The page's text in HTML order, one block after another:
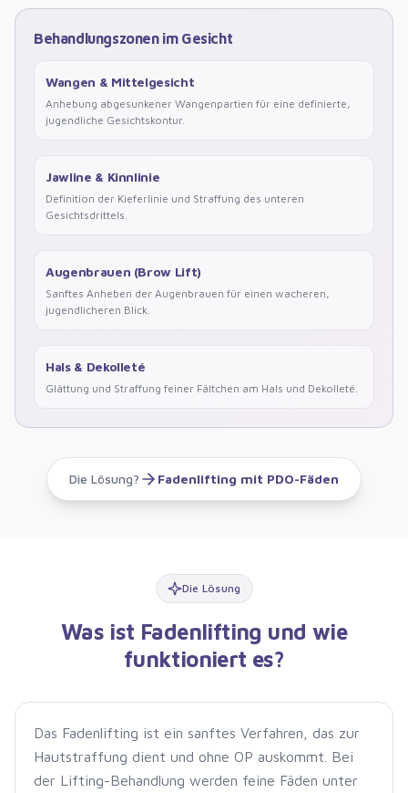
Behandlungszonen im Gesicht
Wangen & Mittelgesicht
Anhebung abgesunkener Wangenpartien für eine definierte,
jugendliche Gesichtskontur.
Jawline & Kinnlinie
Definition der Kieferlinie und Straffung des unteren
Gesichtsdrittels.
Augenbrauen (Brow Lift)
Sanftes Anheben der Augenbrauen für einen wacheren,
jugendlicheren Blick.
Hals & Dekolleté
Glättung und Straffung feiner Fältchen am Hals und Dekolleté.
Die Lösung? Fadenlifting mit PDO-Fäden
Die Lösung
Was ist Fadenlifting und wie
funktioniert es?
Das Fadenlifting ist ein sanftes Verfahren, das zur
Hautstraffung dient und ohne OP auskommt. Bei
der Lifting-Behandlung werden feine Fäden unter